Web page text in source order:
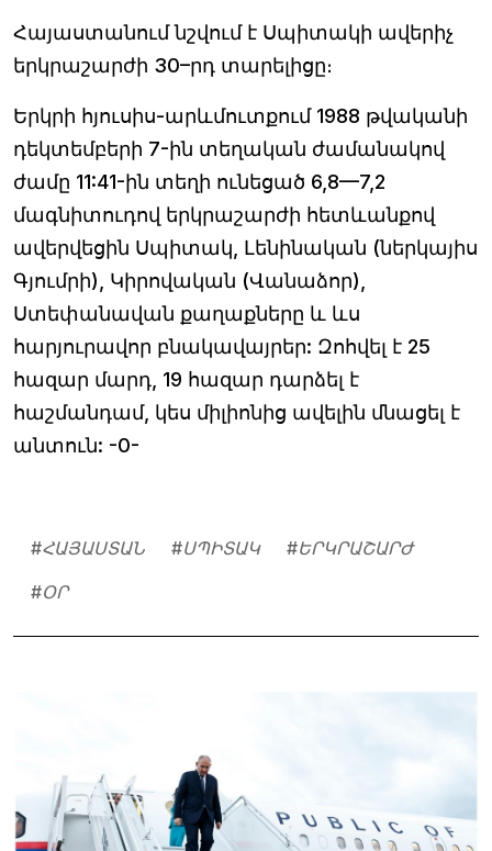
Հայաստանում նշվում է Սպիտակի ավերիչ
երկրաշարժի 30–րդ տարելիցը։
Երկրի հյուսիս-արևմուտքում 1988 թվականի
դեկտեմբերի 7-ին տեղական ժամանակով
ժամը 11:41-ին տեղի ունեցած 6,8—7,2
մագնիտուդով երկրաշարժի հետևանքով
ավերվեցին Սպիտակ, Լենինական (ներկայիս
Գյումրի), Կիրովական (Վանաձոր),
Ստեփանավան քաղաքները և ևս
հարյուրավոր բնակավայրեր: Զոհվել է 25
հազար մարդ, 19 հազար դարձել է
հաշմանդամ, կես միլիոնից ավելին մնացել է
անտուն: -0-
#ՀԱՅԱՍՏԱՆ #ՍՊԻՏԱԿ #ԵՐԿՐԱՇԱՐԺ
#ՕՐ